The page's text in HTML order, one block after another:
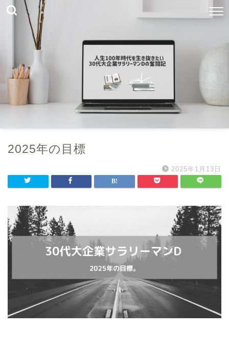
2025年の目標
2025年1月13日